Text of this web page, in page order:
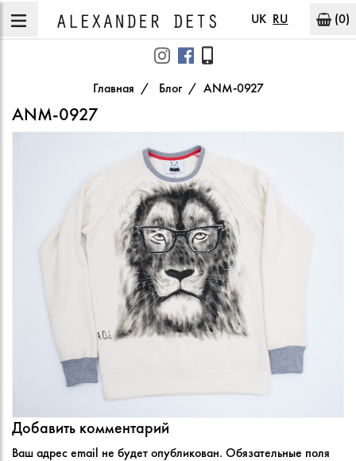
UK RU (0)
Главная Блог ANM-0927
ANM-0927
Добавить комментарий
Ваш адрес email не будет опубликован. Обязательные поля